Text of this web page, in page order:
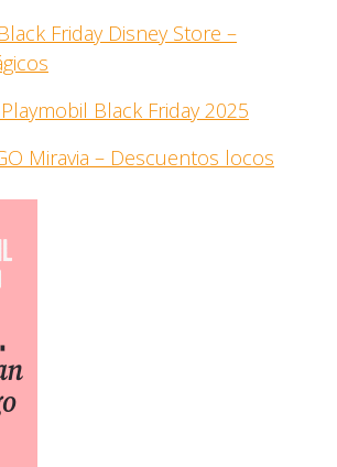
Friday Disney Store –
Black Friday 2025
Miravia – Descuentos locos